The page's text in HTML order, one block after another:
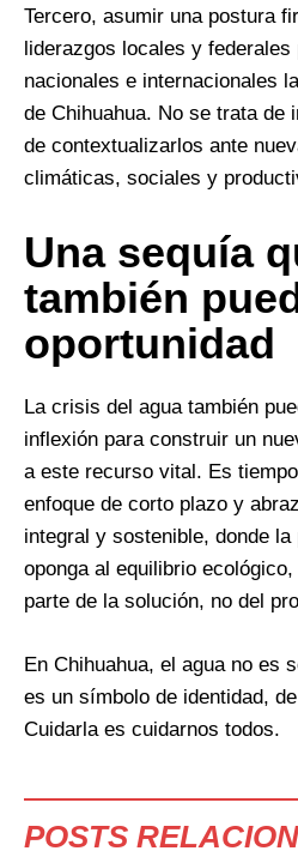
Tercero, asumir una postura
liderazgos locales y
nacionales e internacionales
de Chihuahua. No se trata de
de contextualizarlos ante
climáticas, sociales y
Una sequía
también
oportunidad
La crisis del agua también
inflexión para construir un
a este recurso vital. Es
enfoque de corto plazo y
integral y sostenible, donde
oponga al equilibrio
parte de la solución, no del
En Chihuahua, el agua no es
es un símbolo de identidad,
Cuidarla es cuidarnos todos.
POSTS